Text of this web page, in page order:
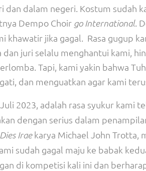
dalam negeri. Kostum sudah
Dempo Choir go International.
jika gagal. Rasa gugup
juri selalu menghantui kami,
Tapi, kami yakin bahwa
dan menguatkan agar kami
2023, adalah rasa syukur kami
dengan serius dalam
Dies Iraekarya Michael John Trotta,
sudah gagal maju ke babak
di kompetisi kali ini dan